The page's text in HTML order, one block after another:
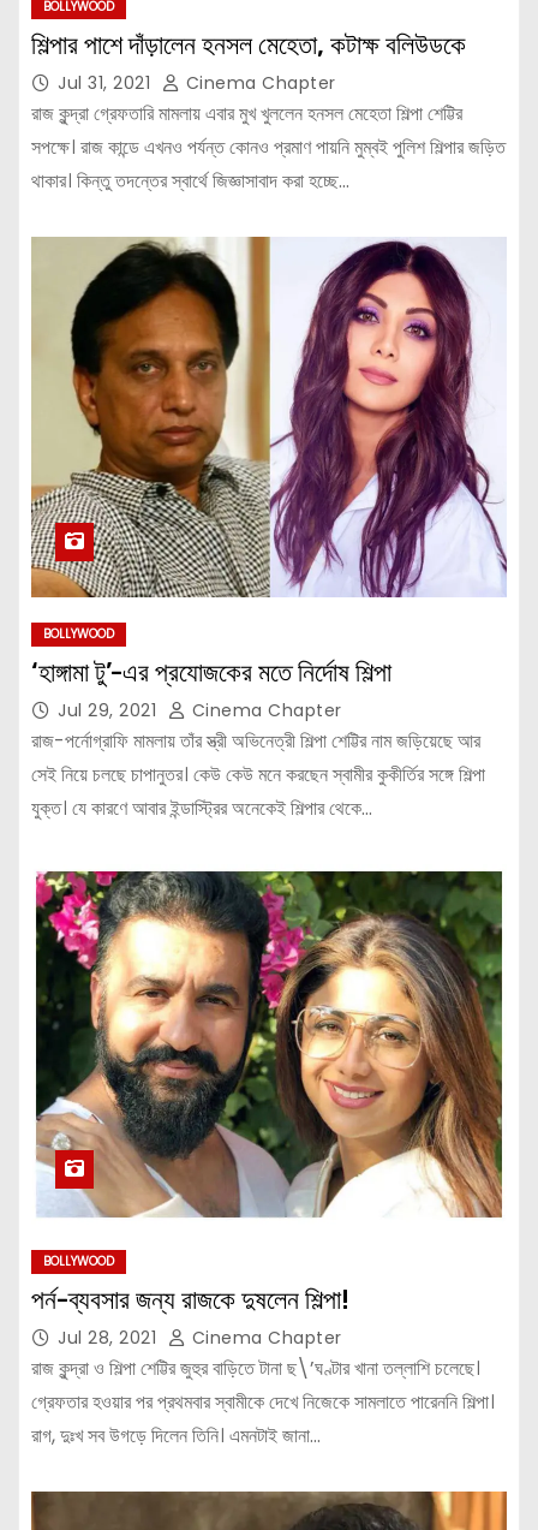
BOLLYWOOD
শিল্পার পাশে দাঁড়ালেন হনসল মেহেতা, কটাক্ষ বলিউডকে
Jul 31, 2021 Cinema Chapter
রাজ কুন্দ্রা গ্রেফতারি মামলায় এবার মুখ খুললেন হনসল মেহেতা শিল্পা শেট্টির
সপক্ষে। রাজ কান্ডে এখনও পর্যন্ত কোনও প্রমাণ পায়নি মুম্বই পুলিশ শিল্পার জড়িত
থাকার। কিন্তু তদন্তের স্বার্থে জিজ্ঞাসাবাদ করা হচ্ছে…
BOLLYWOOD
‘হাঙ্গামা টু’-এর প্রযোজকের মতে নির্দোষ শিল্পা
Jul 29, 2021 Cinema Chapter
রাজ-পর্নোগ্রাফি মামলায় তাঁর স্ত্রী অভিনেত্রী শিল্পা শেট্টির নাম জড়িয়েছে আর
সেই নিয়ে চলছে চাপানুতর। কেউ কেউ মনে করছেন স্বামীর কুকীর্তির সঙ্গে শিল্পা
যুক্ত। যে কারণে আবার ইন্ডাস্ট্রির অনেকেই শিল্পার থেকে…
BOLLYWOOD
পর্ন-ব্যবসার জন্য রাজকে দুষলেন শিল্পা!
Jul 28, 2021 Cinema Chapter
রাজ কুন্দ্রা ও শিল্পা শেট্টির জুহুর বাড়িতে টানা ছ\’ঘণ্টার খানা তল্লাশি চলেছে।
গ্রেফতার হওয়ার পর প্রথমবার স্বামীকে দেখে নিজেকে সামলাতে পারেননি শিল্পা।
রাগ, দুঃখ সব উগড়ে দিলেন তিনি। এমনটাই জানা…